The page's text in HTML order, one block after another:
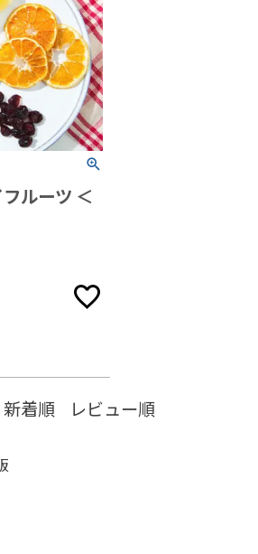
ルーツ ＜
新着順 レビュー順